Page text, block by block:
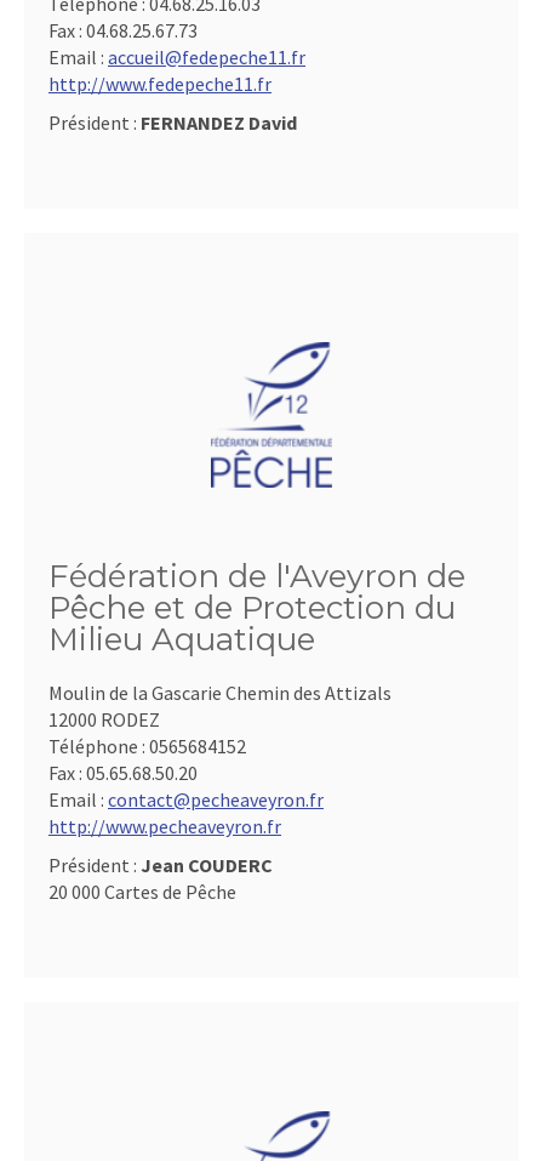
Fax : 04.68.25.67.73
Email : accueil@fedepeche11.fr
http://www.fedepeche11.fr
Président : FERNANDEZ David
Fédération de l'Aveyron de
Pêche et de Protection du
Milieu Aquatique
Moulin de la Gascarie Chemin des Attizals
12000 RODEZ
Téléphone : 0565684152
Fax : 05.65.68.50.20
Email : contact@pecheaveyron.fr
http://www.pecheaveyron.fr
Président : Jean COUDERC
20 000 Cartes de Pêche